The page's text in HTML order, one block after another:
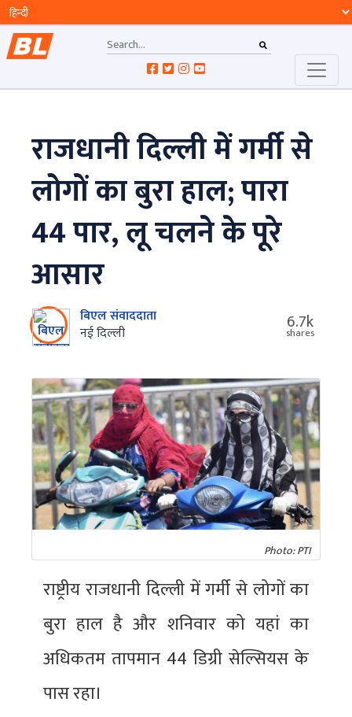
राजधानी दिल्ली में गर्मी से
लोगों का बुरा हाल; पारा
44 पार, लू चलने के पूरे
आसार
बिएल संवाददाता
नई दिल्ली
6.7k
shares
Photo: PTI
राष्ट्रीय राजधानी दिल्ली में गर्मी से लोगों का
बुरा हाल है और शनिवार को यहां का
अधिकतम तापमान 44 डिग्री सेल्सियस के
पास रहा।